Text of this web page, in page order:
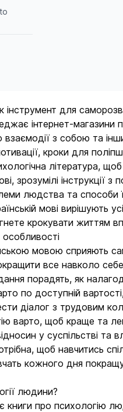
в
Emma)
інструмент для
інтернет-магазини
з собою та
кроки для
література,
зрозумілі
людства та способи
мові вирішують
крокувати життям
особливості
мовою сприяють
все навколо
порадять, як
по доступній
діалог з трудовим
варто, щоб краще та
у суспільстві та
щоб навчитись
кожного дня
людини?
книги про психологію